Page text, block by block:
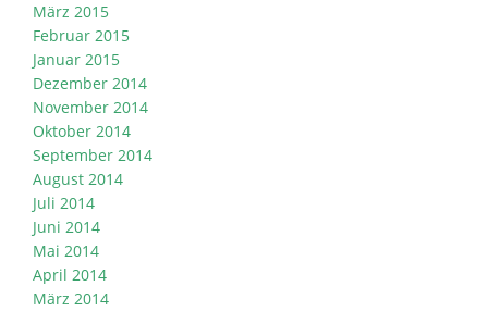
März 2015
Februar 2015
Januar 2015
Dezember 2014
November 2014
Oktober 2014
September 2014
August 2014
Juli 2014
Juni 2014
Mai 2014
April 2014
März 2014